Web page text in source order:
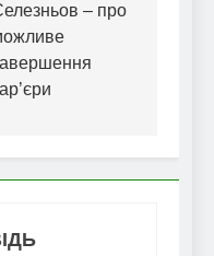
– про